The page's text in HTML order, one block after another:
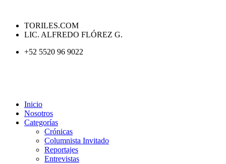
TORILES.COM
LIC. ALFREDO FLÓREZ G.
+52 5520 96 9022
Inicio
Nosotros
Categorías
Crónicas
Columnista Invitado
Reportajes
Entrevistas